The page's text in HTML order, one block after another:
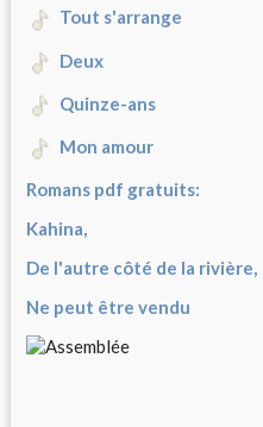
Tout s'arrange
Deux
Quinze-ans
Mon amour
Romans pdf gratuits:
Kahina,
De l'autre côté de la rivière,
Ne peut être vendu